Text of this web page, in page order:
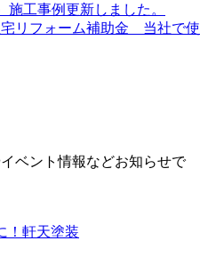
工事例更新しました。
宅リフォーム補助金 当社で使
ベント情報などお知らせで
！軒天塗装